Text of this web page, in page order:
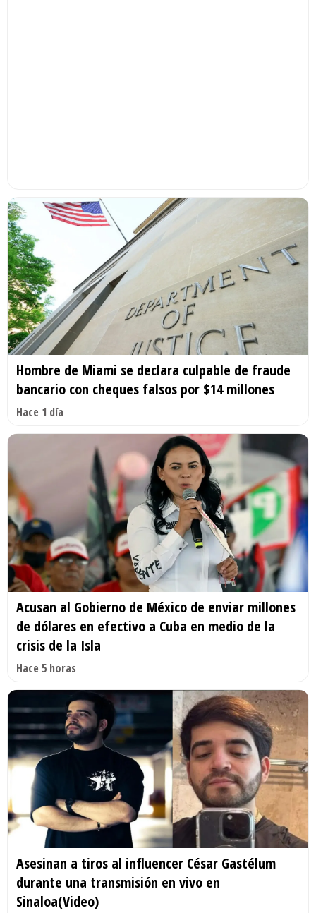
Hombre de Miami se declara culpable de fraude
bancario con cheques falsos por $14 millones
Hace 1 día
Acusan al Gobierno de México de enviar millones
de dólares en efectivo a Cuba en medio de la
crisis de la Isla
Hace 5 horas
Asesinan a tiros al influencer César Gastélum
durante una transmisión en vivo en
Sinaloa(Video)